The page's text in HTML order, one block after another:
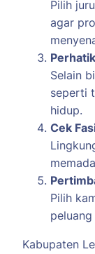
Pilih
agar
Selain
seperti
hidup.
Cek
Pilih
Kabupaten